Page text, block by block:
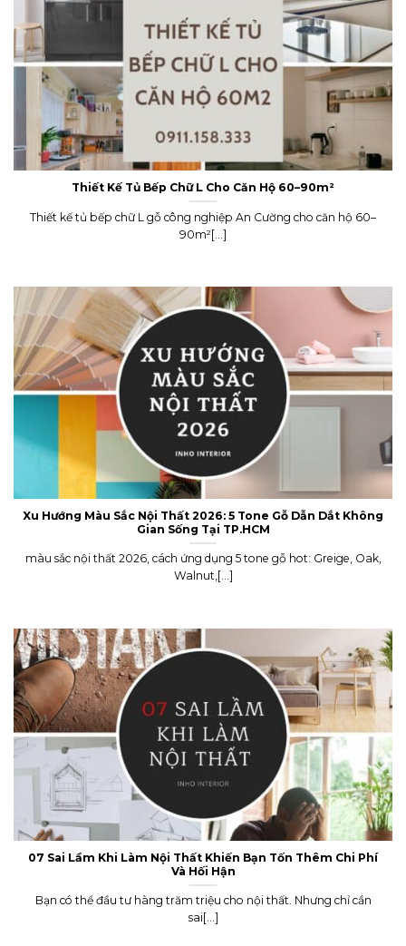
Thiết Kế Tủ Bếp Chữ L Cho Căn Hộ 60–90m²
Thiết kế tủ bếp chữ L gỗ công nghiệp An Cường cho căn hộ 60–
90m²[...]
Xu Hướng Màu Sắc Nội Thất 2026: 5 Tone Gỗ Dẫn Dắt Không
Gian Sống Tại TP.HCM
màu sắc nội thất 2026, cách ứng dụng 5 tone gỗ hot: Greige, Oak,
Walnut,[...]
07 Sai Lầm Khi Làm Nội Thất Khiến Bạn Tốn Thêm Chi Phí
Và Hối Hận
Bạn có thể đầu tư hàng trăm triệu cho nội thất. Nhưng chỉ cần
sai[...]